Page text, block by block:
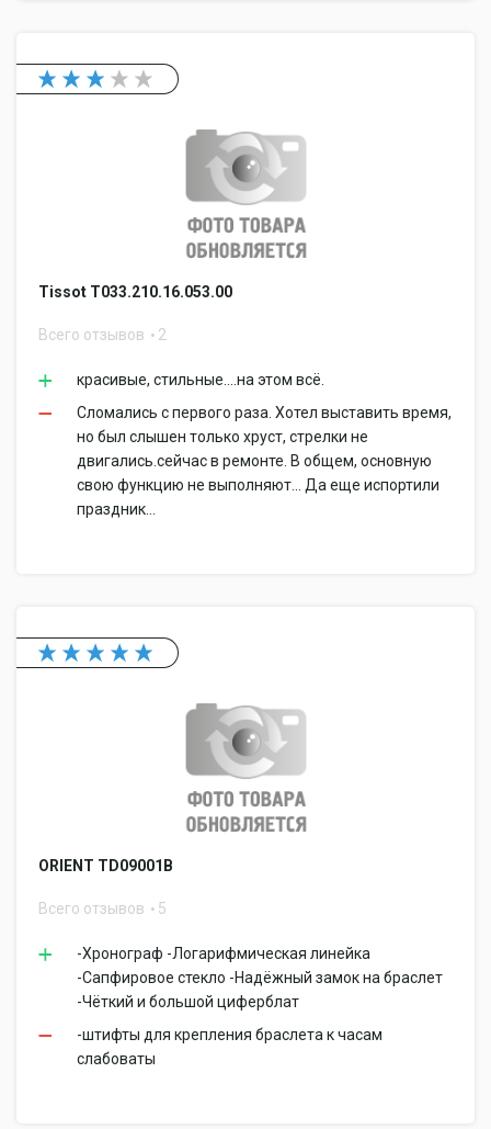
Tissot T033.210.16.053.00
Всего отзывов 2
красивые, стильные....на этом всё.
Сломались с первого раза. Хотел выставить время,
но был слышен только хруст, стрелки не
двигались.сейчас в ремонте. В общем, основную
свою функцию не выполняют... Да еще испортили
праздник...
ORIENT TD09001B
Всего отзывов 5
-Хронограф -Логарифмическая линейка
-Сапфировое стекло -Надёжный замок на браслет
-Чёткий и большой циферблат
-штифты для крепления браслета к часам
слабоваты